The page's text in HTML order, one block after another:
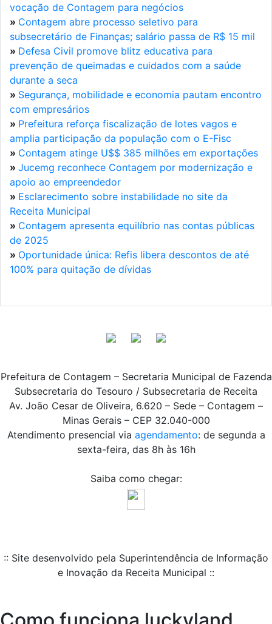
vocação de Contagem para negócios
» Contagem abre processo seletivo para
subsecretário de Finanças; salário passa de R$ 15 mil
» Defesa Civil promove blitz educativa para
prevenção de queimadas e cuidados com a saúde
durante a seca
» Segurança, mobilidade e economia pautam encontro
com empresários
» Prefeitura reforça fiscalização de lotes vagos e
amplia participação da população com o E-Fisc
» Contagem atinge U$$ 385 milhões em exportações
» Jucemg reconhece Contagem por modernização e
apoio ao empreendedor
» Esclarecimento sobre instabilidade no site da
Receita Municipal
» Contagem apresenta equilíbrio nas contas públicas
de 2025
» Oportunidade única: Refis libera descontos de até
100% para quitação de dívidas
Prefeitura de Contagem – Secretaria Municipal de Fazenda
Subsecretaria do Tesouro / Subsecretaria de Receita
Av. João Cesar de Oliveira, 6.620 – Sede – Contagem –
Minas Gerais – CEP 32.040-000
Atendimento presencial via agendamento: de segunda a
sexta-feira, das 8h às 16h
Saiba como chegar:
:: Site desenvolvido pela Superintendência de Informação
e Inovação da Receita Municipal ::